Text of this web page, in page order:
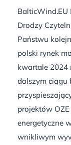
BalticWind.EU
Drodzy
Państwu
polski rynek
kwartale 2024
dalszym ciągu
projektów
energetyczne
wnikliwym